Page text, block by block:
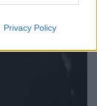
Privacy Policy